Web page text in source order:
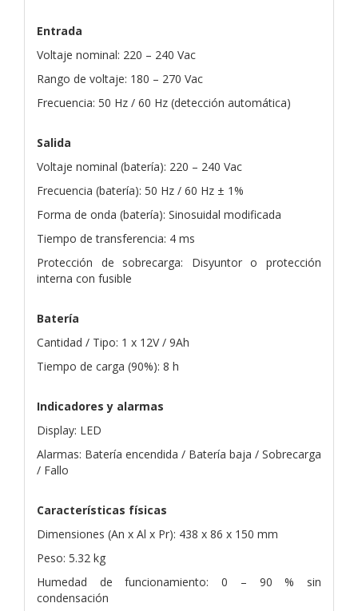
Entrada
Voltaje nominal: 220 – 240 Vac
Rango de voltaje: 180 – 270 Vac
Frecuencia: 50 Hz / 60 Hz (detección automática)
Salida
Voltaje nominal (batería): 220 – 240 Vac
Frecuencia (batería): 50 Hz / 60 Hz ± 1%
Forma de onda (batería): Sinosuidal modificada
Tiempo de transferencia: 4 ms
Protección de sobrecarga: Disyuntor o protección
interna con fusible
Batería
Cantidad / Tipo: 1 x 12V / 9Ah
Tiempo de carga (90%): 8 h
Indicadores y alarmas
Display: LED
Alarmas: Batería encendida / Batería baja / Sobrecarga
/ Fallo
Características físicas
Dimensiones (An x Al x Pr): 438 x 86 x 150 mm
Peso: 5.32 kg
Humedad de funcionamiento: 0 – 90 % sin
condensación